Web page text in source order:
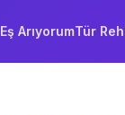
Eş ArıyorumTür